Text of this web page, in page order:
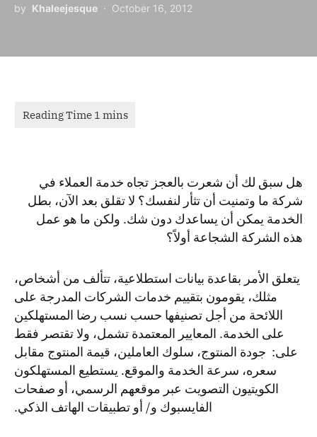
by Khaleejesque October 16, 2012
هل سبق لك أن شعرت بالعجز تجاه خدمة العملاء في
شركة ما وتمنيت أن تثأر لنفسك؟ لا تقلق بعد الآن، بطل
الخدمة يمكن أن يساعدك دون شك. ولكن ما هو عمل
هذه الشركة الشجاعة أولاً؟
يتعلق الأمر بقاعدة بيانات استطلاعية، تتألف من أشخاص،
مثلك، يقومون بتقييم خدمات الشركات المدرجة على
اللائحة من أجل تصنيفها حسب نسب رضا المستهلكين
على الخدمة. المعايير المعتمدة تشمل، ولا تقتصر فقط
على: جودة المنتوج، سلوك العاملين، قيمة المنتوج مقابل
سعره، سرعة الخدمة والموقع. يستطيع المستهلكون
الكويتيون التصويت عبر موقعهم الرسمي، أو صفحات
الفايسبوك و/ أو تطبيقات الهاتف الذكي.